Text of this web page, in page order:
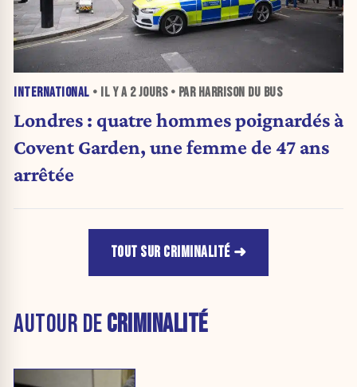
INTERNATIONAL • IL Y A 2 JOURS• PAR HARRISON DU BUS
Londres : quatre hommes poignardés à
Covent Garden, une femme de 47 ans
arrêtée
TOUT SUR CRIMINALITÉ
AUTOUR DECRIMINALITÉ